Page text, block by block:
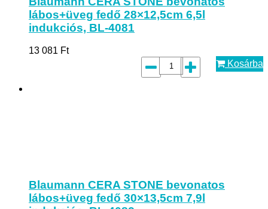
lábos+üveg fedő 28×12,5cm 6,5l
indukciós, BL-4081
13 081 Ft
Kosárba
Blaumann CERA STONE bevonatos
lábos+üveg fedő 30×13,5cm 7,9l